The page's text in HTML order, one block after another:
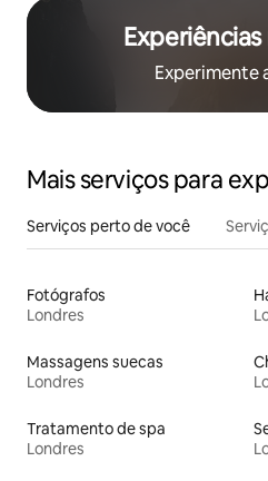
Experimente
Mais serviços para
Serviços perto de você
Fotógrafos
Londres
Massagens suecas
Londres
Tratamento de spa
Londres